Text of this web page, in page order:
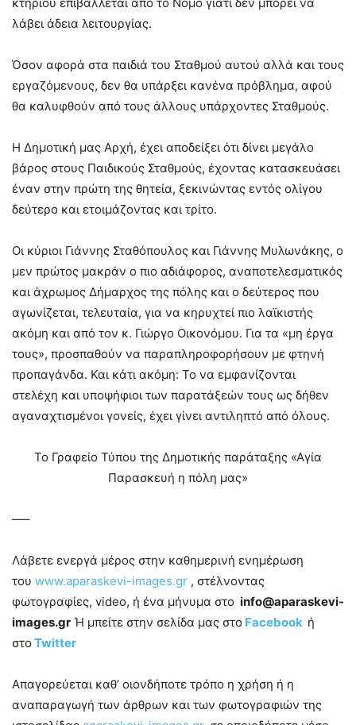
λάβει άδεια λειτουργίας.
Όσον αφορά στα παιδιά του Σταθμού αυτού αλλά και τους
εργαζόμενους, δεν θα υπάρξει κανένα πρόβλημα, αφού
θα καλυφθούν από τους άλλους υπάρχοντες Σταθμούς.
Η Δημοτική μας Αρχή, έχει αποδείξει ότι δίνει μεγάλο
βάρος στους Παιδικούς Σταθμούς, έχοντας κατασκευάσει
έναν στην πρώτη της θητεία, ξεκινώντας εντός ολίγου
δεύτερο και ετοιμάζοντας και τρίτο.
Οι κύριοι Γιάννης Σταθόπουλος και Γιάννης Μυλωνάκης, ο
μεν πρώτος μακράν ο πιο αδιάφορος, αναποτελεσματικός
και άχρωμος Δήμαρχος της πόλης και ο δεύτερος που
αγωνίζεται, τελευταία, για να κηρυχτεί πιο λαϊκιστής
ακόμη και από τον κ. Γιώργο Οικονόμου. Για τα «μη έργα
τους», προσπαθούν να παραπληροφορήσουν με φτηνή
προπαγάνδα. Και κάτι ακόμη: Το να εμφανίζονται
στελέχη και υποψήφιοι των παρατάξεών τους ως δήθεν
αγαναχτισμένοι γονείς, έχει γίνει αντιληπτό από όλους.
Το Γραφείο Τύπου της Δημοτικής παράταξης «Αγία
Παρασκευή η πόλη μας»
—–
Λάβετε ενεργά μέρος στην καθημερινή ενημέρωση
του www.aparaskevi-images.gr , στέλνοντας
φωτογραφίες, video, ή ένα μήνυμα στο info@aparaskevi-
images.gr Ή μπείτε στην σελίδα μας στο Facebook ή
στο Twitter
Απαγορεύεται καθ’ οιονδήποτε τρόπο η χρήση ή η
αναπαραγωγή των άρθρων και των φωτογραφιών της